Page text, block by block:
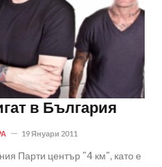
в България
19 Януари 2011
Парти център "4 км", като е